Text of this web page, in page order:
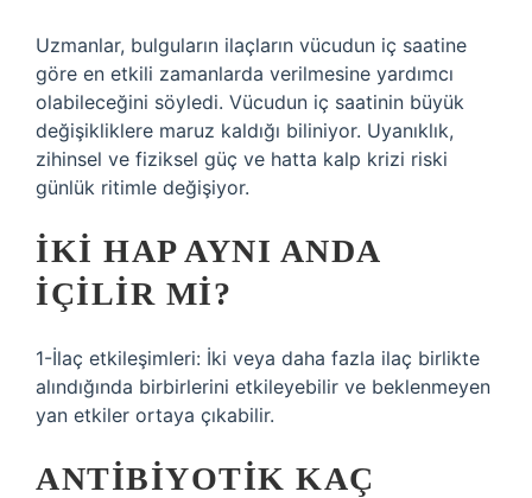
Uzmanlar, bulguların ilaçların vücudun iç saatine
göre en etkili zamanlarda verilmesine yardımcı
olabileceğini söyledi. Vücudun iç saatinin büyük
değişikliklere maruz kaldığı biliniyor. Uyanıklık,
zihinsel ve fiziksel güç ve hatta kalp krizi riski
günlük ritimle değişiyor.
İKI HAP AYNI ANDA
IÇILIR MI?
1-İlaç etkileşimleri: İki veya daha fazla ilaç birlikte
alındığında birbirlerini etkileyebilir ve beklenmeyen
yan etkiler ortaya çıkabilir.
ANTIBIYOTIK KAÇ